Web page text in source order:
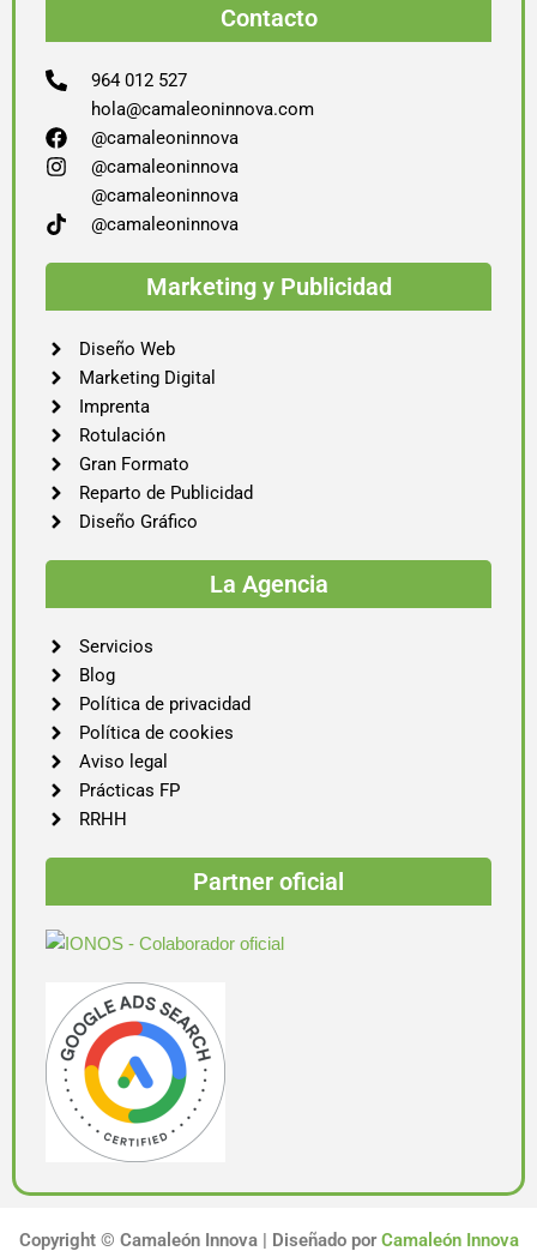
Contacto
964 012 527
hola@camaleoninnova.com
@camaleoninnova
@camaleoninnova
@camaleoninnova
@camaleoninnova
Marketing y Publicidad
Diseño Web
Marketing Digital
Imprenta
Rotulación
Gran Formato
Reparto de Publicidad
Diseño Gráfico
La Agencia
Servicios
Blog
Política de privacidad
Política de cookies
Aviso legal
Prácticas FP
RRHH
Partner oficial
Copyright © Camaleón Innova | Diseñado porCamaleón Innova